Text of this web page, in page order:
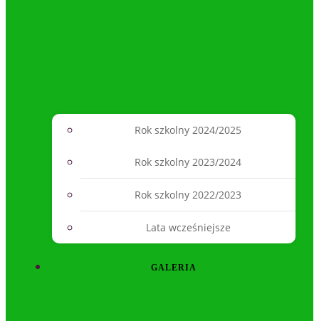
Rok szkolny 2024/2025
Rok szkolny 2023/2024
Rok szkolny 2022/2023
Lata wcześniejsze
GALERIA